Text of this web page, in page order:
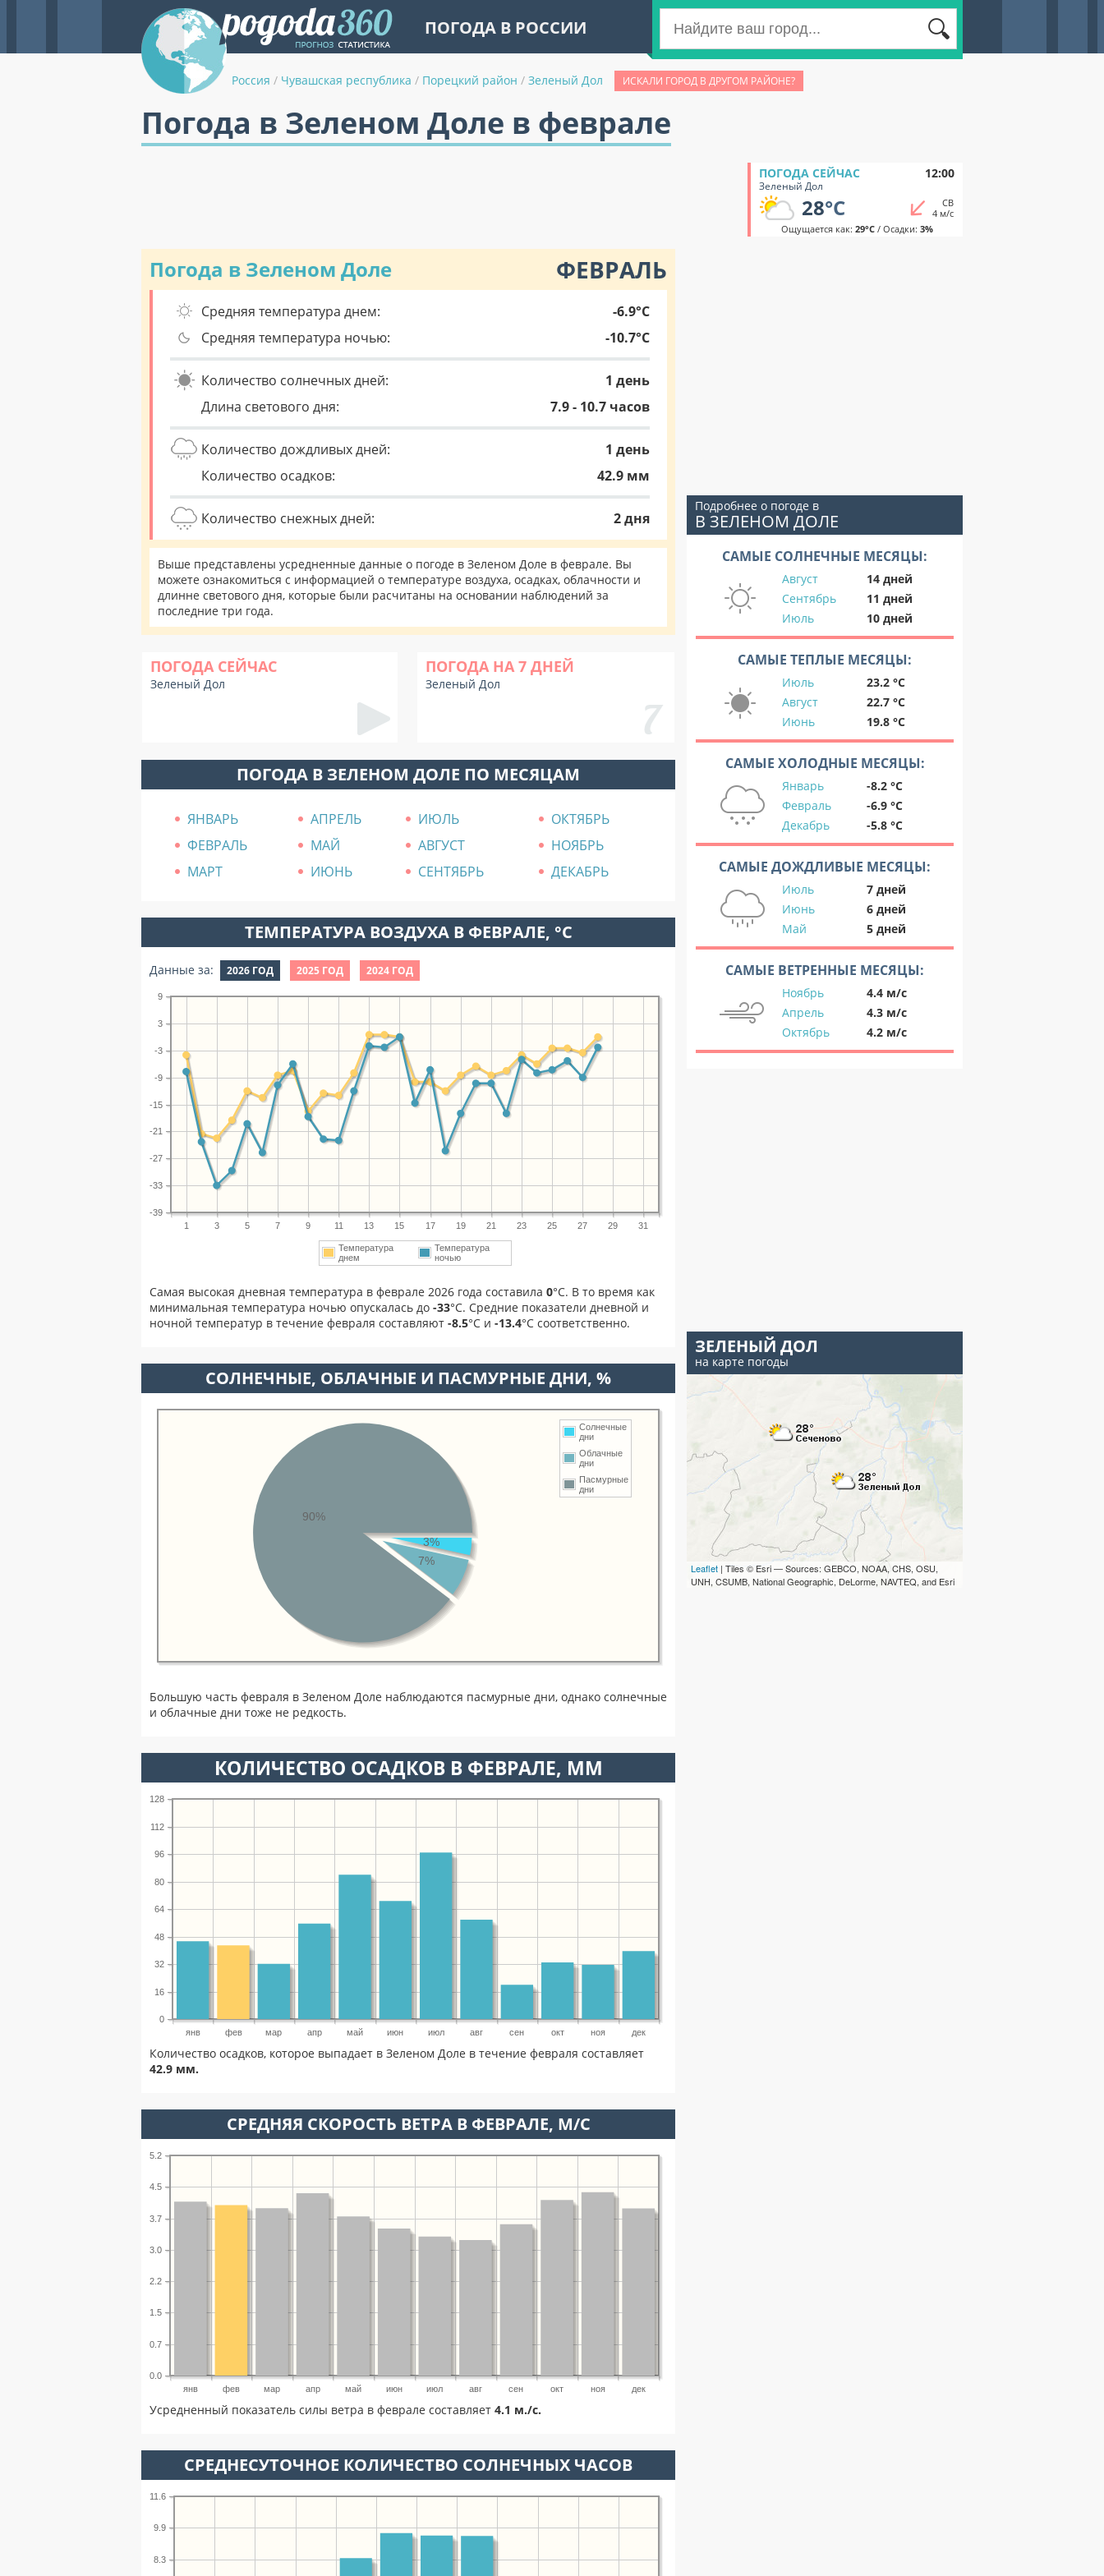
ПОГОДА В РОССИИ
Россия / Чувашская республика / Порецкий район / Зеленый Дол ИСКАЛИ ГОРОД В ДРУГОМ РАЙОНЕ?
Погода в Зеленом Доле в феврале
ПОГОДА СЕЙЧАС 12:00
Зеленый Дол
28°C
СВ
4 м/с
Ощущается как: 29°C/ Осадки: 3%
Погода в Зеленом Доле ФЕВРАЛЬ
Средняя температура днем:
-6.9°C
Средняя температура ночью:
-10.7°C
Количество солнечных дней:
1 день
Длина светового дня:
7.9 - 10.7 часов
Количество дождливых дней:
1 день
Количество осадков:
42.9 мм
Количество снежных дней: 2 дня
Выше представлены усредненные данные о погоде в Зеленом Доле в феврале. Вы
можете ознакомиться с информацией о температуре воздуха, осадках, облачности и
длинне светового дня, которые были расчитаны на основании наблюдений за
последние три года.
ПОГОДА СЕЙЧАС
Зеленый Дол
ПОГОДА НА 7 ДНЕЙ
Зеленый Дол
ПОГОДА В ЗЕЛЕНОМ ДОЛЕ ПО МЕСЯЦАМ
ЯНВАРЬ АПРЕЛЬ ИЮЛЬ
ОКТЯБРЬ
ФЕВРАЛЬ
МАЙ АВГУСТ
НОЯБРЬ
МАРТ
ИЮНЬ СЕНТЯБРЬ ДЕКАБРЬ
ТЕМПЕРАТУРА ВОЗДУХА В ФЕВРАЛЕ, °C
Данные за: 2026 ГОД 2025 ГОД 2024 ГОД
1 3 5 7 9 11 13 15 17 19 21 23 25 27 29 31
-39
-33
-27
-21
-15
-9
-3
3
9
Температура
днем
Температура
ночью
Самая высокая дневная температура в феврале 2026 года составила 0°С. В то время как
минимальная температура ночью опускалась до -33°C. Средние показатели дневной и
ночной температур в течение февраля составляют -8.5°С и -13.4°С соответственно.
CОЛНЕЧНЫЕ, ОБЛАЧНЫЕ И ПАСМУРНЫЕ ДНИ, %
Солнечные
дни
Облачные
дни
Пасмурные
дни
3%
7%
90%
Большую часть февраля в Зеленом Доле наблюдаются пасмурные дни, однако солнечные
и облачные дни тоже не редкость.
КОЛИЧЕСТВО ОСАДКОВ В ФЕВРАЛЕ, ММ
янв фев мар апр май июн июл авг сен окт ноя дек
0
16
32
48
64
80
96
112
128
Количество осадков, которое выпадает в Зеленом Доле в течение февраля составляет
42.9 мм.
СРЕДНЯЯ СКОРОСТЬ ВЕТРА В ФЕВРАЛЕ, М/С
янв фев мар апр май июн июл авг сен окт ноя дек
0.0
0.7
1.5
2.2
3.0
3.7
4.5
5.2
Усредненный показатель силы ветра в феврале составляет 4.1 м./с.
СРЕДНЕСУТОЧНОЕ КОЛИЧЕСТВО СОЛНЕЧНЫХ ЧАСОВ
8.3
9.9
11.6
Подробнее о погоде в
В ЗЕЛЕНОМ ДОЛЕ
САМЫЕ СОЛНЕЧНЫЕ МЕСЯЦЫ:
Август
14 дней
Сентябрь
11 дней
Июль
10 дней
САМЫЕ ТЕПЛЫЕ МЕСЯЦЫ:
Июль
23.2 °C
Август
22.7 °C
Июнь
19.8 °C
САМЫЕ ХОЛОДНЫЕ МЕСЯЦЫ:
Январь
-8.2 °C
Февраль
-6.9 °C
Декабрь
-5.8 °C
САМЫЕ ДОЖДЛИВЫЕ МЕСЯЦЫ:
Июль
7 дней
Июнь
6 дней
Май
5 дней
САМЫЕ ВЕТРЕННЫЕ МЕСЯЦЫ:
Ноябрь
4.4 м/с
Апрель
4.3 м/с
Октябрь
4.2 м/с
ЗЕЛЕНЫЙ ДОЛ
на карте погоды
Leaflet | Tiles © Esri — Sources: GEBCO, NOAA, CHS, OSU,
UNH, CSUMB, National Geographic, DeLorme, NAVTEQ, and Esri